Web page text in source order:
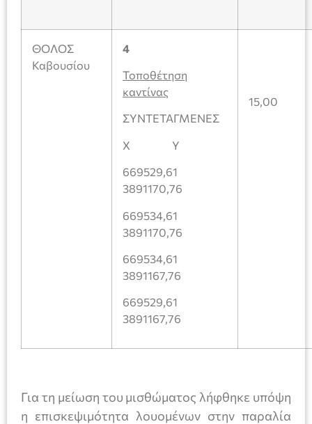
ΘΟΛΟΣ
Καβουσίου
4
Τοποθέτηση
καντίνας
ΣΥΝΤΕΤΑΓΜΕΝΕΣ
Χ Υ
669529,61
3891170,76
669534,61
3891170,76
669534,61
3891167,76
669529,61
3891167,76
15,00
Για τη μείωση τoυ μισθώματος λήφθηκε υπόψη
η επισκεψιμότητα λουομένων στην παραλία